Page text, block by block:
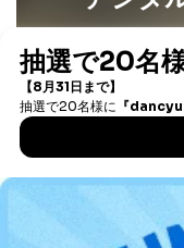
供先企業に個人
委託・提供先
が、これらに
トカード決
提供先：出
店など商品
販売店な
書籍